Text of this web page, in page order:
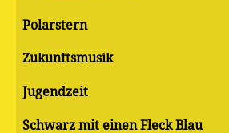
Polarstern
Zukunftsmusik
Jugendzeit
Schwarz mit einen Fleck Blau